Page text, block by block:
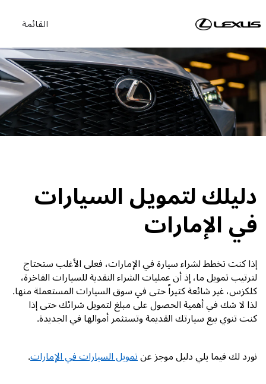
القائمة
دليلك لتمويل السيارات
في الإمارات
إذا كنت تخطط لشراء سيارة في الإمارات، فعلى الأغلب ستحتاج
لترتيب تمويل ما، إذ أن عمليات الشراء النقدية للسيارات الفاخرة،
كلكزس، غير شائعة كثيراً حتى في سوق السيارات المستعملة منها.
لذا لا شك في أهمية الحصول على مبلغ لتمويل شرائك حتى إذا
كنت تنوي بيع سيارتك القديمة وتستثمر أموالها في الجديدة.
نورد لك فيما يلي دليل موجز عنتمويل السيارات في الإمارات.